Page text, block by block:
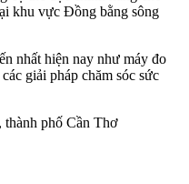
khu vực Đồng bằng sông
nhất hiện nay như máy đo
giải pháp chăm sóc sức
phố Cần Thơ